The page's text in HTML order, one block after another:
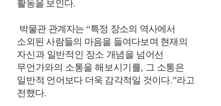
활동을 보인다.
박물관 관계자는 “특정 장소의 역사에서
소외된 사람들의 마음을 들여다보며 현재의
자신과 일반적인 장소 개념을 넘어선
무언가와의 소통을 해보시기를, 그 소통은
일반적 언어보다 더욱 감각적일 것이다.”라고
전했다.